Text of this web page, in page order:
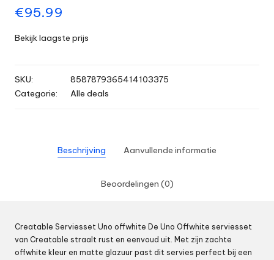
€95.99
Bekijk laagste prijs
SKU:
8587879365414103375
Categorie:
Alle deals
Beschrijving Aanvullende informatie
Beoordelingen (0)
Creatable Serviesset Uno offwhite De Uno Offwhite serviesset
van Creatable straalt rust en eenvoud uit. Met zijn zachte
offwhite kleur en matte glazuur past dit servies perfect bij een